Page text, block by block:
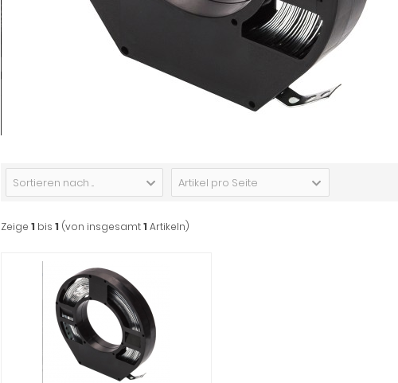
Sortieren nach ... Artikel pro Seite
Zeige 1 bis 1 (von insgesamt1 Artikeln)